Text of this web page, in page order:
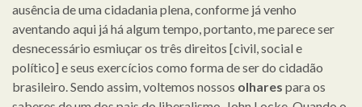
ausência de uma cidadania plena, conforme já venho
aventando aqui já há algum tempo, portanto, me parece ser
desnecessário esmiuçar os três direitos [civil, social e
político] e seus exercícios como forma de ser do cidadão
brasileiro. Sendo assim, voltemos nossos olhares para os